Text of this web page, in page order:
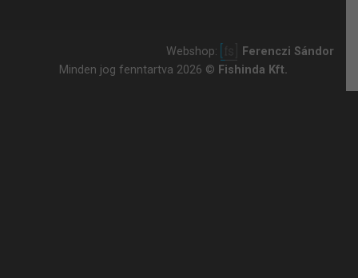
Webshop:
Ferenczi Sándor
Minden jog fenntartva 2026 © Fishinda Kft.